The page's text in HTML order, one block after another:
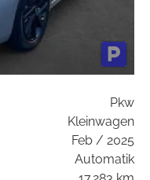
Pkw
Kleinwagen
Feb / 2025
Automatik